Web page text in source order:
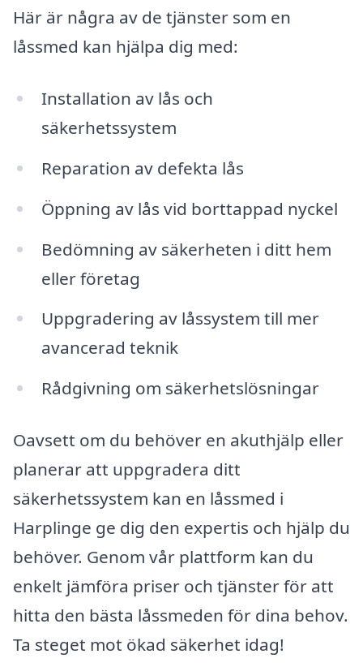
Här är några av de tjänster som en
låssmed kan hjälpa dig med:
Installation av lås och
säkerhetssystem
Reparation av defekta lås
Öppning av lås vid borttappad nyckel
Bedömning av säkerheten i ditt hem
eller företag
Uppgradering av låssystem till mer
avancerad teknik
Rådgivning om säkerhetslösningar
Oavsett om du behöver en akuthjälp eller
planerar att uppgradera ditt
säkerhetssystem kan en låssmed i
Harplinge ge dig den expertis och hjälp du
behöver. Genom vår plattform kan du
enkelt jämföra priser och tjänster för att
hitta den bästa låssmeden för dina behov.
Ta steget mot ökad säkerhet idag!